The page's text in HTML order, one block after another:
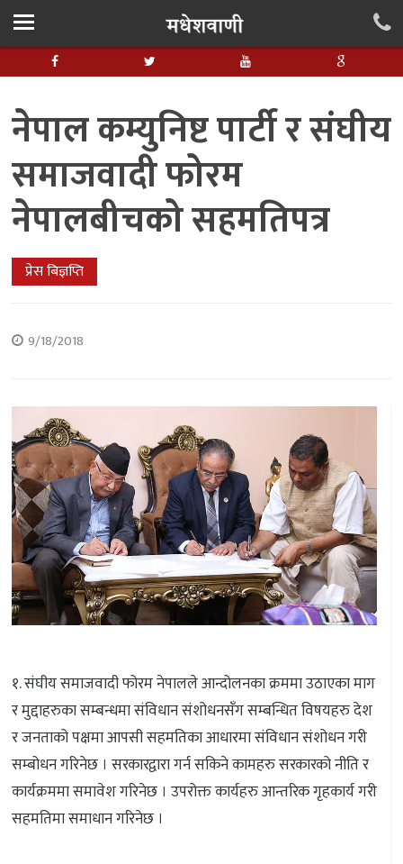
नेपाल कम्युनिष्ट पार्टी र संघीय
समाजवादी फोरम
नेपालबीचको सहमतिपत्र
प्रेस बिज्ञप्ति
9/18/2018
१. संघीय समाजवादी फोरम नेपालले आन्दोलनका क्रममा उठाएका माग
र मुद्दाहरुका सम्बन्धमा संविधान संशोधनसँग सम्बन्धित विषयहरु देश
र जनताको पक्षमा आपसी सहमतिका आधारमा संविधान संशोधन गरी
सम्बोधन गरिनेछ । सरकारद्वारा गर्न सकिने कामहरु सरकारको नीति र
कार्यक्रममा समावेश गरिनेछ । उपरोक्त कार्यहरु आन्तरिक गृहकार्य गरी
सहमतिमा समाधान गरिनेछ ।